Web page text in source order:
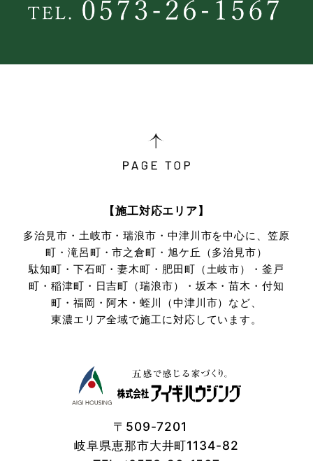
【施工対応エリア】
多治見市・土岐市・瑞浪市・中津川市を中心に、笠原
町・滝呂町・市之倉町・旭ケ丘（多治見市）
駄知町・下石町・妻木町・肥田町（土岐市）・釜戸
町・稲津町・日吉町（瑞浪市）・坂本・苗木・付知
町・ 福岡・阿木・蛭川（中津川市）など、
東濃エリア全域で施工に対応しています。
〒509-7201
岐阜県恵那市大井町1134-82